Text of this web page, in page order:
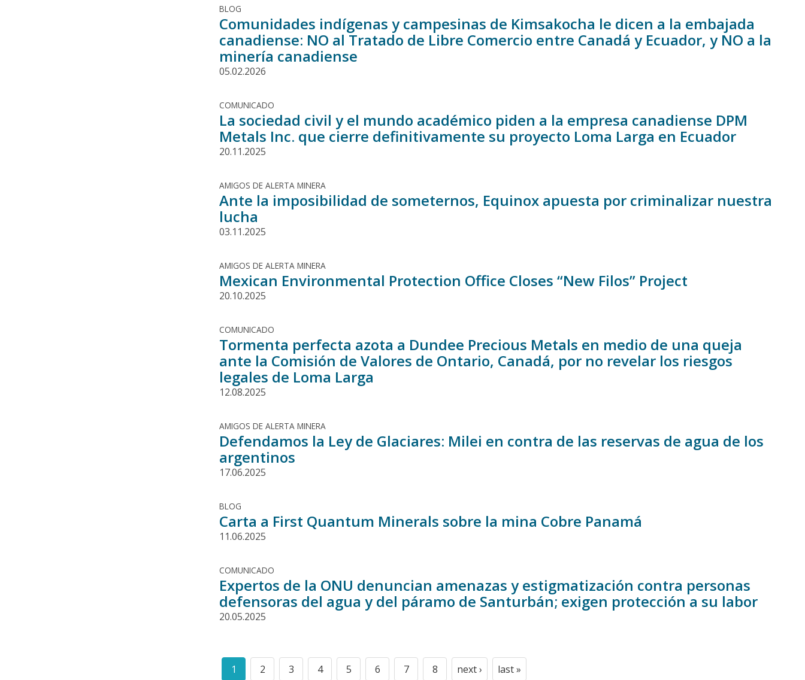
BLOG
Comunidades indígenas y campesinas de Kimsakocha le dicen a la embajada
canadiense: NO al Tratado de Libre Comercio entre Canadá y Ecuador, y NO a la
minería canadiense
05.02.2026
COMUNICADO
La sociedad civil y el mundo académico piden a la empresa canadiense DPM
Metals Inc. que cierre definitivamente su proyecto Loma Larga en Ecuador
20.11.2025
AMIGOS DE ALERTA MINERA
Ante la imposibilidad de someternos, Equinox apuesta por criminalizar nuestra
lucha
03.11.2025
AMIGOS DE ALERTA MINERA
Mexican Environmental Protection Office Closes “New Filos” Project
20.10.2025
COMUNICADO
Tormenta perfecta azota a Dundee Precious Metals en medio de una queja
ante la Comisión de Valores de Ontario, Canadá, por no revelar los riesgos
legales de Loma Larga
12.08.2025
AMIGOS DE ALERTA MINERA
Defendamos la Ley de Glaciares: Milei en contra de las reservas de agua de los
argentinos
17.06.2025
BLOG
Carta a First Quantum Minerals sobre la mina Cobre Panamá
11.06.2025
COMUNICADO
Expertos de la ONU denuncian amenazas y estigmatización contra personas
defensoras del agua y del páramo de Santurbán; exigen protección a su labor
20.05.2025
Paginación
Current
1
Page
2
Page
3
Page
4
Page
5
Page
6
Page
7
Page
8
Next
next ›
Last
last »